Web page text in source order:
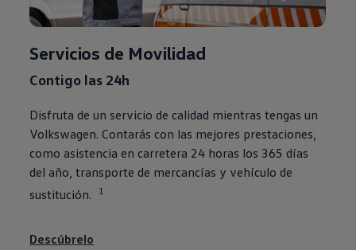
Servicios de Movilidad
Contigo las 24h
Disfruta de un servicio de calidad mientras tengas un
Volkswagen. Contarás con las mejores prestaciones,
como asistencia en carretera 24 horas los 365 días
del año, transporte de mercancías y vehículo de
sustitución.
1
Descúbrelo